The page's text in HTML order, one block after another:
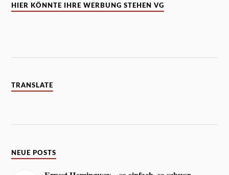
HIER KÖNNTE IHRE WERBUNG STEHEN VG
TRANSLATE
NEUE POSTS